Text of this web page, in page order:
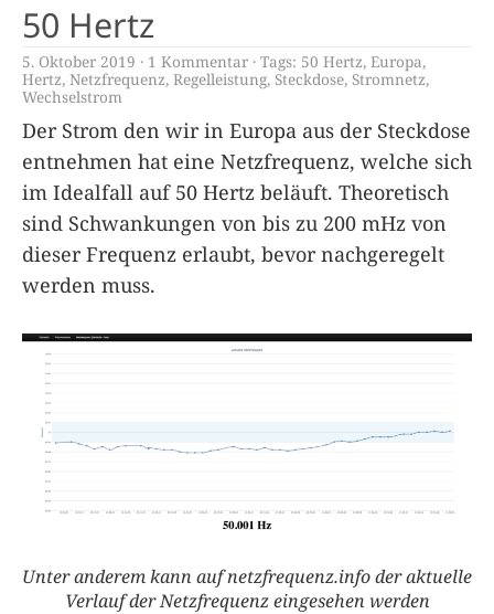
50 Hertz
5. Oktober 2019 1 Kommentar Tags: 50 Hertz, Europa,
Hertz, Netzfrequenz, Regelleistung, Steckdose, Stromnetz,
Wechselstrom
Der Strom den wir in Europa aus der Steckdose
entnehmen hat eine Netzfrequenz, welche sich
im Idealfall auf 50 Hertz beläuft. Theoretisch
sind Schwankungen von bis zu 200 mHz von
dieser Frequenz erlaubt, bevor nachgeregelt
werden muss.
Unter anderem kann auf netzfrequenz.info der aktuelle
Verlauf der Netzfrequenz eingesehen werden